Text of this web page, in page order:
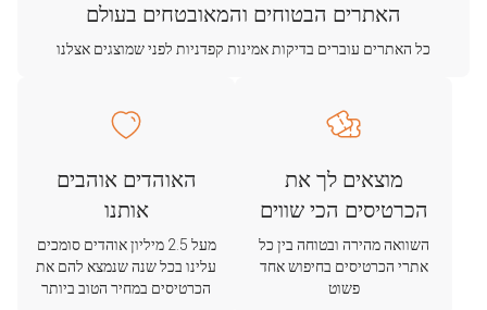
האתרים הבטוחים והמאובטחים בעולם
כל האתרים עוברים בדיקות אמינות קפדניות לפני שמוצגים אצלנו
מוצאים לך את
הכרטיסים הכי שווים
השוואה מהירה ובטוחה בין כל
אתרי הכרטיסים בחיפוש אחד
פשוט
האוהדים אוהבים
אותנו
מעל 2.5 מיליון אוהדים סומכים
עלינו בכל שנה שנמצא להם את
הכרטיסים במחיר הטוב ביותר